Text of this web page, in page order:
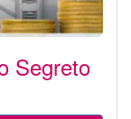
Segreto